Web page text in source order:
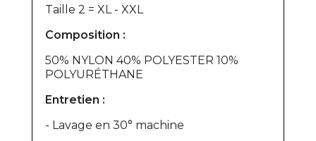
Taille 2 = XL - XXL
Composition :
50% NYLON 40% POLYESTER 10%
POLYURÉTHANE
Entretien :
- Lavage en 30° machine